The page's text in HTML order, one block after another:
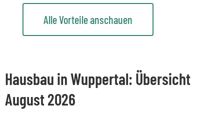
Alle Vorteile anschauen
Hausbau in Wuppertal: Übersicht
August 2026